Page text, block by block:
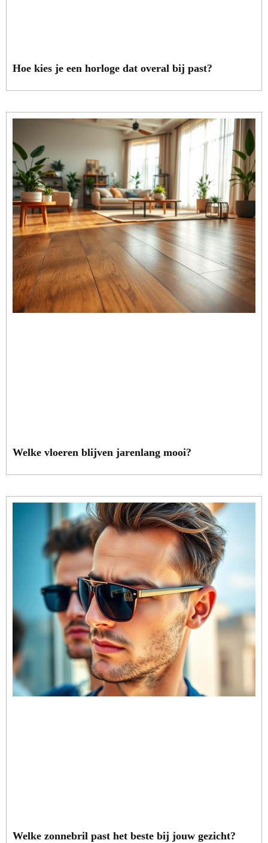
Hoe kies je een horloge dat overal bij past?
Welke vloeren blijven jarenlang mooi?
Welke zonnebril past het beste bij jouw gezicht?